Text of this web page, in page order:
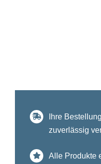
Ihre
zuverlässig
Alle Produkte